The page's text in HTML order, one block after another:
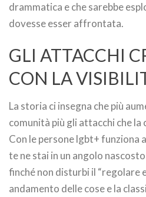
drammatica e che sarebbe
dovesse esser affrontata.
GLI ATTACCHI
CON LA
La storia ci insegna che più
comunità più gli attacchi che la
Con le persone lgbt+ funziona
te ne stai in un angolo
finché non disturbi il “regolare
andamento delle cose e la